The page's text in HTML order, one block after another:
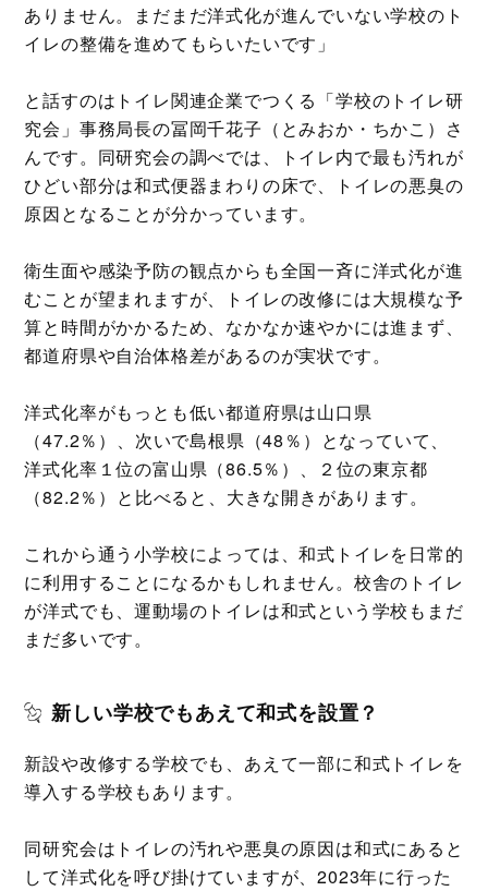
ありません。まだまだ洋式化が進んでいない学校のト
イレの整備を進めてもらいたいです」
と話すのはトイレ関連企業でつくる「学校のトイレ研
究会」事務局長の冨岡千花子（とみおか・ちかこ）さ
んです。同研究会の調べでは、トイレ内で最も汚れが
ひどい部分は和式便器まわりの床で、トイレの悪臭の
原因となることが分かっています。
衛生面や感染予防の観点からも全国一斉に洋式化が進
むことが望まれますが、トイレの改修には大規模な予
算と時間がかかるため、なかなか速やかには進まず、
都道府県や自治体格差があるのが実状です。
洋式化率がもっとも低い都道府県は山口県
（47.2％）、次いで島根県（48％）となっていて、
洋式化率１位の富山県（86.5％）、２位の東京都
（82.2％）と比べると、大きな開きがあります。
これから通う小学校によっては、和式トイレを日常的
に利用することになるかもしれません。校舎のトイレ
が洋式でも、運動場のトイレは和式という学校もまだ
まだ多いです。
新しい学校でもあえて和式を設置？
新設や改修する学校でも、あえて一部に和式トイレを
導入する学校もあります。
同研究会はトイレの汚れや悪臭の原因は和式にあると
して洋式化を呼び掛けていますが、2023年に行った